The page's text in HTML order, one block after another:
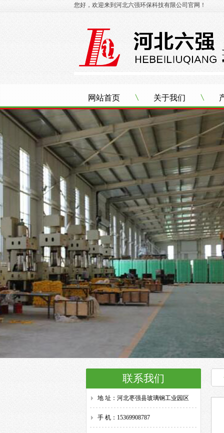
您好，欢迎来到河北六强环保科技有限公司官网！
网站首页 关于我们
联系我们
地 址：河北枣强县玻璃钢工业园区
手 机：15369908787